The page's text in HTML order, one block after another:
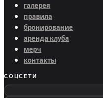
галерея
правила
бронирование
аренда клуба
мерч
контакты
СОЦСЕТИ